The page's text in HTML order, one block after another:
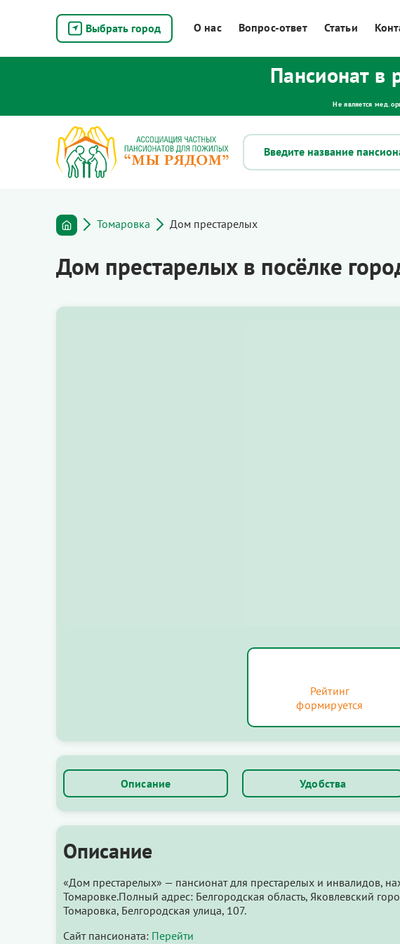
Выбрать город О нас Вопрос-ответ Статьи
Пансионат в
Не является мед.
Томаровка Дом престарелых
Дом престарелых в посёлке
Рейтинг
формируется
Описание Удобства
Описание
«Дом престарелых» — пансионат для престарелых и инвалидов,
Томаровке.Полный адрес: Белгородская область, Яковлевский
Томаровка, Белгородская улица, 107.
Сайт пансионата: Перейти